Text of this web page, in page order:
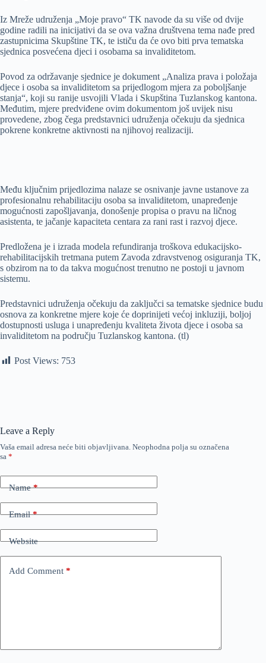
Iz Mreže udruženja „Moje pravo“ TK navode da su više od dvije
godine radili na inicijativi da se ova važna društvena tema nađe pred
zastupnicima Skupštine TK, te ističu da će ovo biti prva tematska
sjednica posvećena djeci i osobama sa invaliditetom.
Povod za održavanje sjednice je dokument „Analiza prava i položaja
djece i osoba sa invaliditetom sa prijedlogom mjera za poboljšanje
stanja“, koji su ranije usvojili Vlada i Skupština Tuzlanskog kantona.
Međutim, mjere predviđene ovim dokumentom još uvijek nisu
provedene, zbog čega predstavnici udruženja očekuju da sjednica
pokrene konkretne aktivnosti na njihovoj realizaciji.
Među ključnim prijedlozima nalaze se osnivanje javne ustanove za
profesionalnu rehabilitaciju osoba sa invaliditetom, unapređenje
mogućnosti zapošljavanja, donošenje propisa o pravu na ličnog
asistenta, te jačanje kapaciteta centara za rani rast i razvoj djece.
Predložena je i izrada modela refundiranja troškova edukacijsko-
rehabilitacijskih tretmana putem Zavoda zdravstvenog osiguranja TK,
s obzirom na to da takva mogućnost trenutno ne postoji u javnom
sistemu.
Predstavnici udruženja očekuju da zaključci sa tematske sjednice budu
osnova za konkretne mjere koje će doprinijeti većoj inkluziji, boljoj
dostupnosti usluga i unapređenju kvaliteta života djece i osoba sa
invaliditetom na području Tuzlanskog kantona. (tl)
Post Views: 753
Leave a Reply
Vaša email adresa neće biti objavljivana. Neophodna polja su označena
sa *
Name*
Email*
Website
Add Comment *